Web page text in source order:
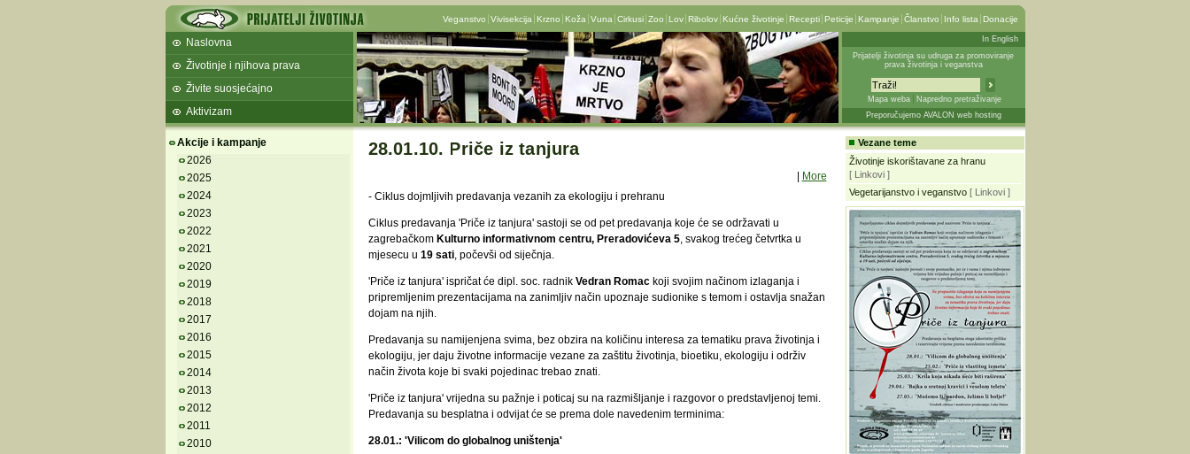
Veganstvo Vivisekcija Krzno Koža Vuna Cirkusi Zoo Lov Ribolov Kućne životinje Recepti Peticije Kampanje Članstvo Info lista Donacije
Naslovna
Životinje i njihova prava
Živite suosjećajno
Aktivizam
In English
Prijatelji životinja su udruga za promoviranje
prava životinja i veganstva
Mapa weba
Napredno pretraživanje
Preporučujemo AVALON web hosting
Akcije i kampanje
2026
2025
2024
2023
2022
2021
2020
2019
2018
2017
2016
2015
2014
2013
2012
2011
2010
28.01.10. Priče iz tanjura
More
- Ciklus dojmljivih predavanja vezanih za ekologiju i prehranu
Ciklus predavanja 'Priče iz tanjura' sastoji se od pet predavanja koje će se održavati u
zagrebačkom Kulturno informativnom centru, Preradovićeva 5, svakog trećeg četvrtka u
mjesecu u 19 sati, počevši od siječnja.
'Priče iz tanjura' ispričat će dipl. soc. radnik Vedran Romackoji svojim načinom izlaganja i
pripremljenim prezentacijama na zanimljiv način upoznaje sudionike s temom i ostavlja snažan
dojam na njih.
Predavanja su namijenjena svima, bez obzira na količinu interesa za tematiku prava životinja i
ekologiju, jer daju životne informacije vezane za zaštitu životinja, bioetiku, ekologiju i održiv
način života koje bi svaki pojedinac trebao znati.
'Priče iz tanjura' vrijedna su pažnje i poticaj su na razmišljanje i razgovor o predstavljenoj temi.
Predavanja su besplatna i odvijat će se prema dole navedenim terminima:
28.01.: 'Vilicom do globalnog uništenja'
Vezane teme
Životinje iskorištavane za hranu
[ Linkovi ]
Vegetarijanstvo i veganstvo [ Linkovi ]